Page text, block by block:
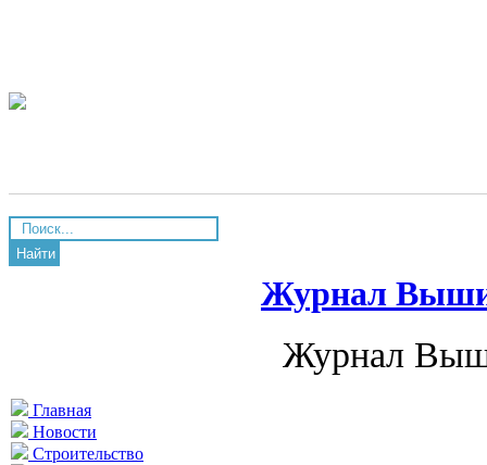
Найти
Главная
Новости
Строительство
Журнал
Журнал